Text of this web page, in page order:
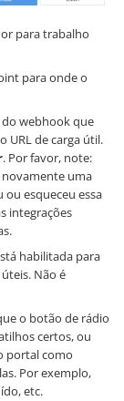
para trabalho
para onde o
webhook que
URL de carga útil.
. Por favor, note:
novamente uma
ou esqueceu essa
integrações
habilitada para
Não é
o botão de rádio
certos, ou
portal como
Por exemplo,
etc.